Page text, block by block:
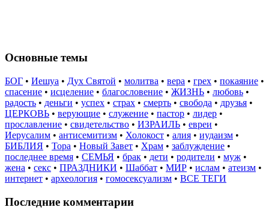
Основные темы
БОГ • Иешуа • Дух Святой • молитва • вера • грех • покаяние •
спасение • исцеление • благословение • ЖИЗНЬ • любовь •
радость • деньги • успех • страх • смерть • свобода • друзья •
ЦЕРКОВЬ • верующие • служение • пастор • лидер •
прославление • свидетельство • ИЗРАИЛЬ • евреи •
Иерусалим • антисемитизм • Холокост • алия • иудаизм •
БИБЛИЯ • Тора • Новый Завет • Храм • заблуждение •
последнее время • СЕМЬЯ • брак • дети • родители • муж •
жена • секс • ПРАЗДНИКИ • Шаббат • МИР • ислам • атеизм •
интернет • археология • гомосексуализм • ВСЕ ТЕГИ
Последние комментарии